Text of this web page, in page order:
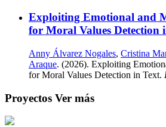
Exploiting Emotional and
for Moral Values Detection
Anny Álvarez Nogales, Cristina
Araque. (2026). Exploiting
for Moral Values Detection in Text.
Proyectos Ver más